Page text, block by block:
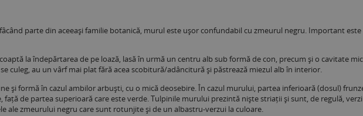
parte din aceeași familie botanică, murul este ușor confundabil cu zmeurul negru. Important este
la îndepărtarea de pe loază, lasă în urmă un centru alb sub formă de con, precum și o cavitate
culeg, au un vârf mai plat fără acea scobitură/adâncitură și păstrează miezul alb în interior.
și formă în cazul ambilor arbuști, cu o mică deosebire. În cazul murului, partea inferioară (dosul)
de partea superioară care este verde. Tulpinile murului prezintă niște striații și sunt, de regulă,
ale zmeurului negru care sunt rotunjite și de un albastru-verzui la culoare.